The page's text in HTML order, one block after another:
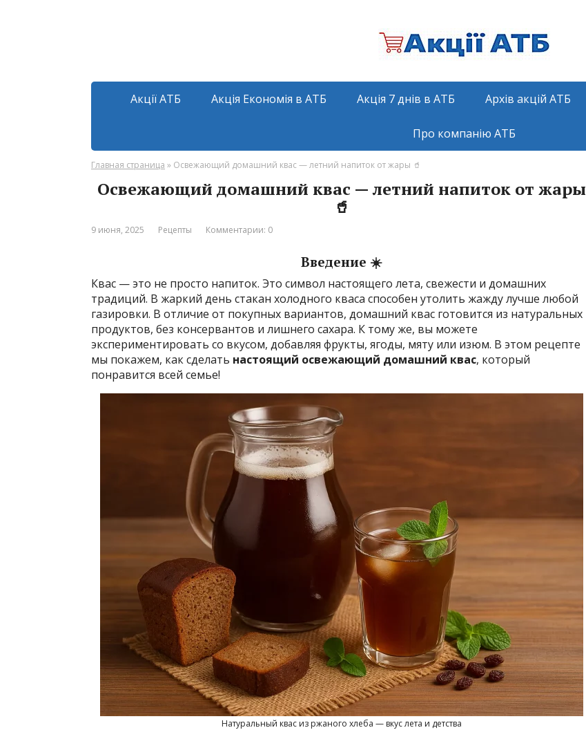
Акції АТБ Акція Економія в АТБ Акція 7 днів в АТБ Архів акцій АТБ
Про компанію АТБ
Главная страница » Освежающий домашний квас — летний напиток от жары 🥤
Освежающий домашний квас — летний напиток от жары
🥤
9 июня, 2025 Рецепты Комментарии: 0
Введение ☀️
Квас — это не просто напиток. Это символ настоящего лета, свежести и домашних
традиций. В жаркий день стакан холодного кваса способен утолить жажду лучше любой
газировки. В отличие от покупных вариантов, домашний квас готовится из натуральных
продуктов, без консервантов и лишнего сахара. К тому же, вы можете
экспериментировать со вкусом, добавляя фрукты, ягоды, мяту или изюм. В этом рецепте
мы покажем, как сделать настоящий освежающий домашний квас, который
понравится всей семье!
Натуральный квас из ржаного хлеба — вкус лета и детства